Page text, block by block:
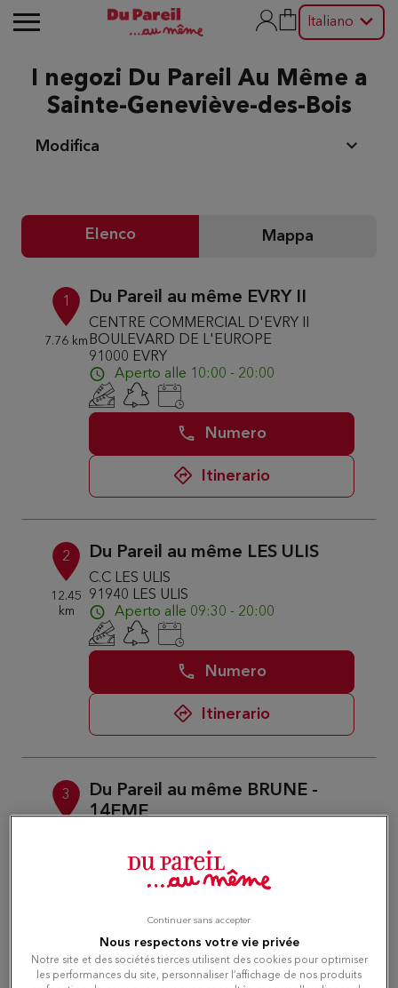
Italiano
I negozi Du Pareil Au Même a
Sainte-Geneviève-des-Bois
Modifica
Elenco Mappa
1
7.76 km
Du Pareil au même EVRY II
CENTRE COMMERCIAL D'EVRY II
BOULEVARD DE L'EUROPE
91000 EVRY
Aperto alle 10:00 - 20:00
Numero
Itinerario
2
12.45
km
Du Pareil au même LES ULIS
C.C LES ULIS
91940 LES ULIS
Aperto alle 09:30 - 20:00
Numero
Itinerario
3
Du Pareil au même BRUNE -
14EME
75014 PARIS
Aperto alle 10:00 - 19:00
Itinerario
Nous respectons votre vie privée
Notre site et des sociétés tierces utilisent des cookies pour optimiser
les performances du site, personnaliser l’affichage de nos produits
Continuer sans accepter